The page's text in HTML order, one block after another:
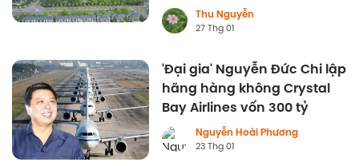
Thu Nguyễn
27 Thg 01
'Đại gia' Nguyễn Đức Chi lập
hãng hàng không Crystal
Bay Airlines vốn 300 tỷ
Nguyễn Hoài Phương
23 Thg 01